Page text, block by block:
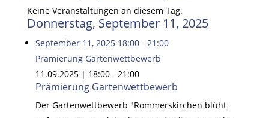
Keine Veranstaltungen an diesem Tag.
Donnerstag, September 11, 2025
September 11, 2025 18:00 - 21:00
Prämierung Gartenwettbewerb
11.09.2025 | 18:00- 21:00
Prämierung Gartenwettbewerb
Der Gartenwettbewerb "Rommerskirchen blüht